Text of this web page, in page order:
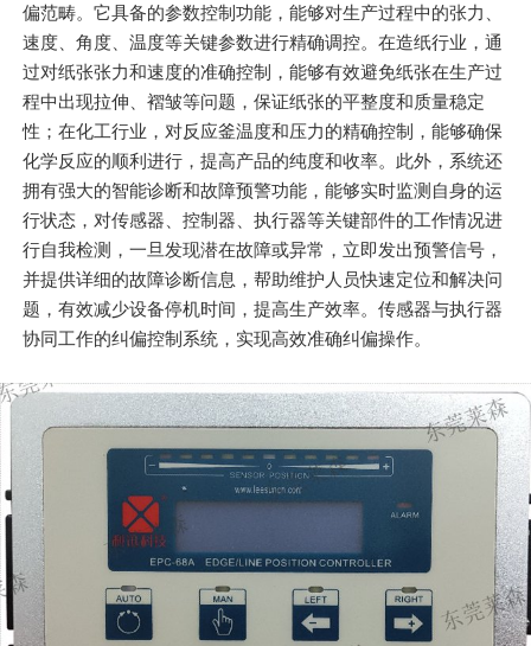
偏范畴。它具备的参数控制功能，能够对生产过程中的张力、
速度、角度、温度等关键参数进行精确调控。在造纸行业，通
过对纸张张力和速度的准确控制，能够有效避免纸张在生产过
程中出现拉伸、褶皱等问题，保证纸张的平整度和质量稳定
性；在化工行业，对反应釜温度和压力的精确控制，能够确保
化学反应的顺利进行，提高产品的纯度和收率。此外，系统还
拥有强大的智能诊断和故障预警功能，能够实时监测自身的运
行状态，对传感器、控制器、执行器等关键部件的工作情况进
行自我检测，一旦发现潜在故障或异常，立即发出预警信号，
并提供详细的故障诊断信息，帮助维护人员快速定位和解决问
题，有效减少设备停机时间，提高生产效率。传感器与执行器
协同工作的纠偏控制系统，实现高效准确纠偏操作。